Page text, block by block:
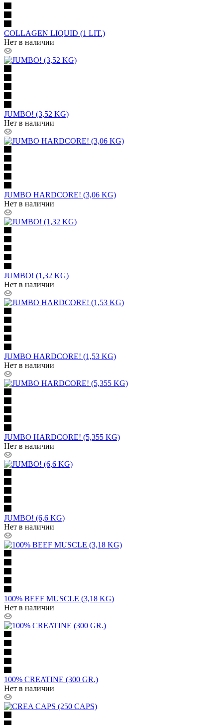
COLLAGEN LIQUID (1 LIT.)
Нет в наличии
JUMBO! (3,52 KG)
Нет в наличии
JUMBO HARDCORE! (3,06 KG)
Нет в наличии
JUMBO! (1,32 KG)
Нет в наличии
JUMBO HARDCORE! (1,53 KG)
Нет в наличии
JUMBO HARDCORE! (5,355 KG)
Нет в наличии
JUMBO! (6,6 KG)
Нет в наличии
100% BEEF MUSCLE (3,18 KG)
Нет в наличии
100% CREATINE (300 GR.)
Нет в наличии